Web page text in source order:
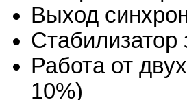
Выход
Стабилизатор
Работа от
10%)